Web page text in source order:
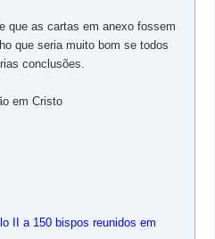
que as cartas em anexo fossem
que seria muito bom se todos
conclusões.
em Cristo
II a 150 bispos reunidos em